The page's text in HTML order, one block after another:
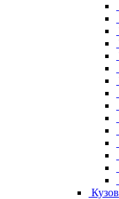
Кузов